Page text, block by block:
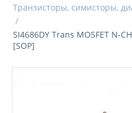
Транзисторы, симисторы,
/
SI4686DY Trans MOSFET N-
[SOP]